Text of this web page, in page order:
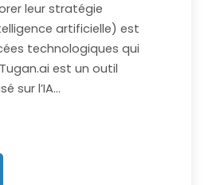
leur stratégie
artificielle) est
technologiques qui
est un outil
sur l’IA…